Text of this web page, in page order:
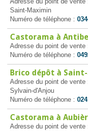
Saint-Maximin
Numéro de téléphone :
Castorama à
Adresse du point de
Numéro de téléphone :
Brico dépôt à
Adresse du point de
Sylvain-d'Anjou
Numéro de téléphone :
Castorama à
Adresse du point de